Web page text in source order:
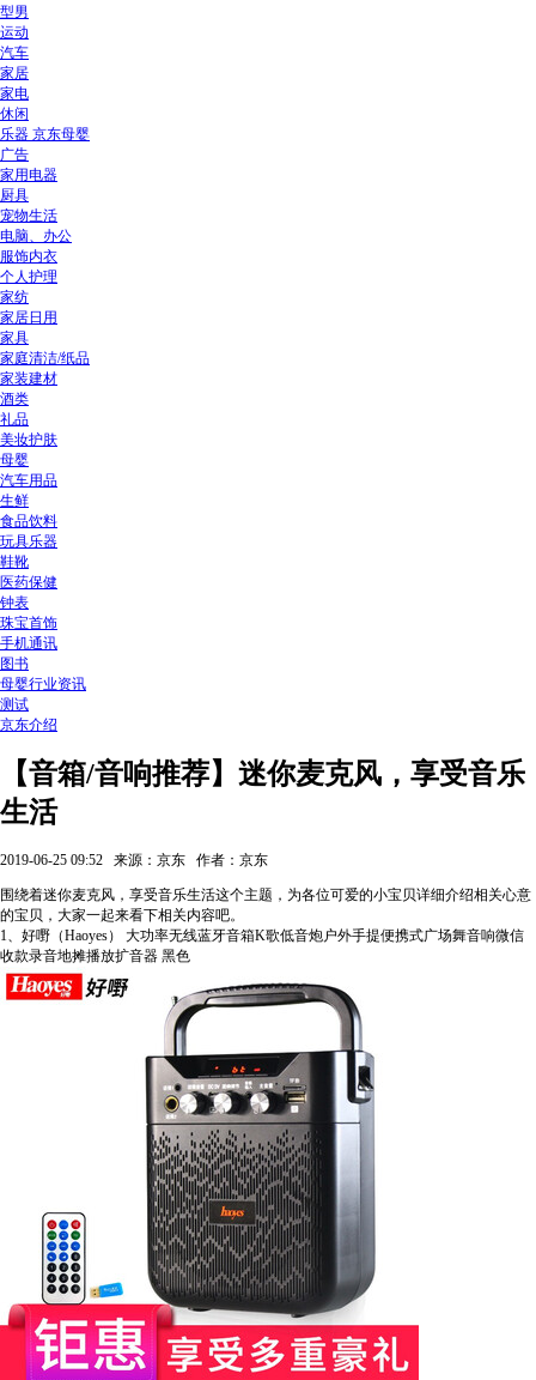
型男
运动
汽车
家居
家电
休闲
乐器 京东母婴
广告
家用电器
厨具
宠物生活
电脑、办公
服饰内衣
个人护理
家纺
家居日用
家具
家庭清洁/纸品
家装建材
酒类
礼品
美妆护肤
母婴
汽车用品
生鲜
食品饮料
玩具乐器
鞋靴
医药保健
钟表
珠宝首饰
手机通讯
图书
母婴行业资讯
测试
京东介绍
【音箱/音响推荐】迷你麦克风，享受音乐
生活
2019-06-25 09:52 来源：京东 作者：京东
围绕着迷你麦克风，享受音乐生活这个主题，为各位可爱的小宝贝详细介绍相关心意
的宝贝，大家一起来看下相关内容吧。
1、好嘢（Haoyes） 大功率无线蓝牙音箱K歌低音炮户外手提便携式广场舞音响微信
收款录音地摊播放扩音器 黑色